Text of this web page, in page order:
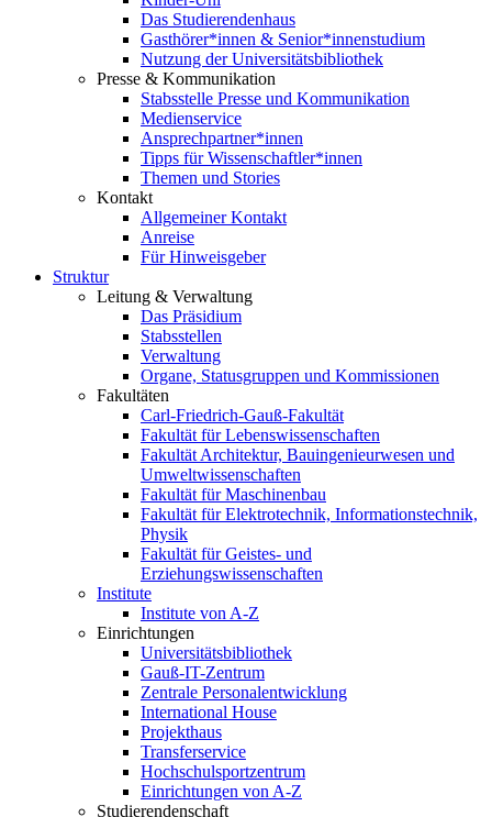
Das Studierendenhaus
Gasthörer*innen & Senior*innenstudium
Nutzung der Universitätsbibliothek
Presse & Kommunikation
Stabsstelle Presse und Kommunikation
Medienservice
Ansprechpartner*innen
Tipps für Wissenschaftler*innen
Themen und Stories
Kontakt
Allgemeiner Kontakt
Anreise
Für Hinweisgeber
Struktur
Leitung & Verwaltung
Das Präsidium
Stabsstellen
Verwaltung
Organe, Statusgruppen und Kommissionen
Fakultäten
Carl-Friedrich-Gauß-Fakultät
Fakultät für Lebenswissenschaften
Fakultät Architektur, Bauingenieurwesen und
Umweltwissenschaften
Fakultät für Maschinenbau
Fakultät für Elektrotechnik, Informationstechnik,
Physik
Fakultät für Geistes- und
Erziehungswissenschaften
Institute
Institute von A-Z
Einrichtungen
Universitätsbibliothek
Gauß-IT-Zentrum
Zentrale Personalentwicklung
International House
Projekthaus
Transferservice
Hochschulsportzentrum
Einrichtungen von A-Z
Studierendenschaft